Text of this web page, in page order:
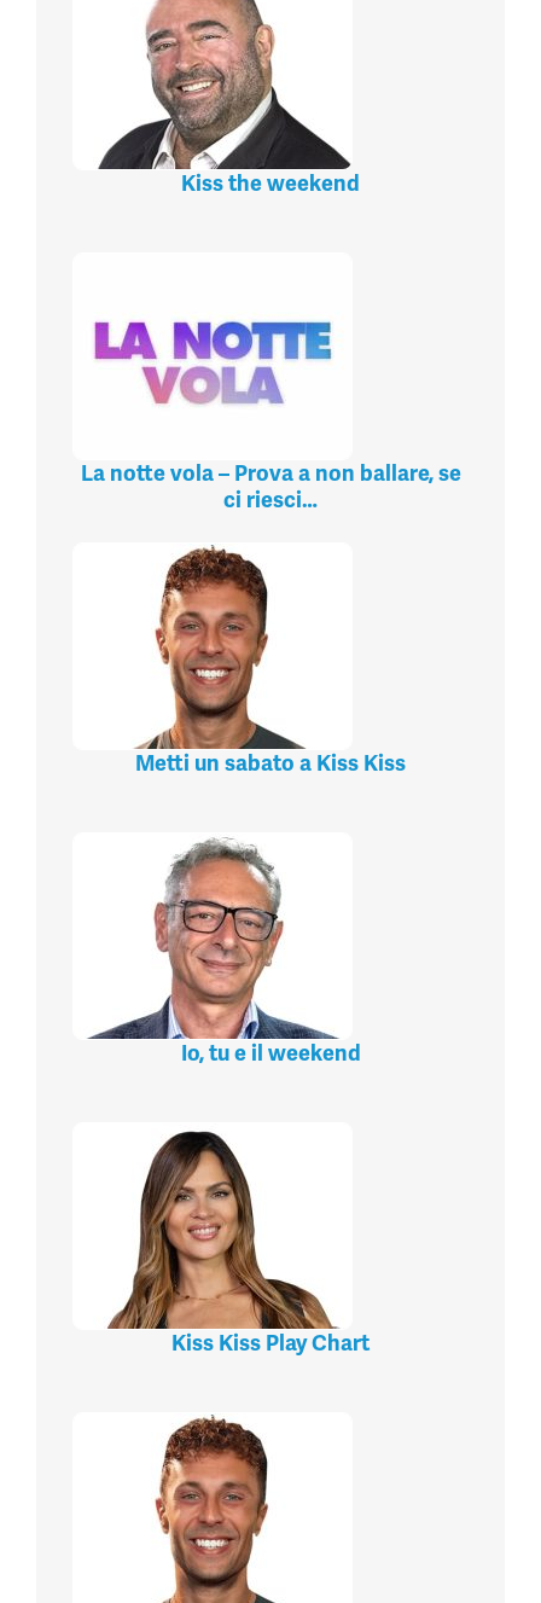
Kiss the weekend
La notte vola – Prova a non ballare, se
ci riesci…
Metti un sabato a Kiss Kiss
Io, tu e il weekend
Kiss Kiss Play Chart